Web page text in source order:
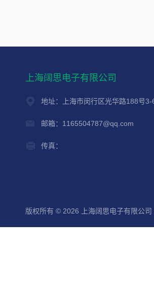
上海阔思电子有限公司
地址：上海市闵行区光华路188号3-
邮箱：1165504787@qq.com
传真：
版权所有 © 2026 上海阔思电子有限公